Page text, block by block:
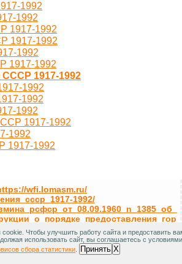
1992
1992
1917-1992
1917-1992
1992
1917-1992
СССР 1917-1992
1992
1992
1992
1917-1992
1992
1917-1992
wfi.lomasm.ru/
1992/
завершена на 100%
Чтобы улучшить работу сайта и предоставить
использовать сайт, вы соглашаетесь с условиями
сбора статистики Принять X